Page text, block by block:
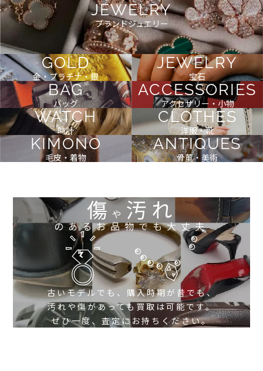
JEWELRY
ブランドジュエリー
GOLD
金・プラチナ・銀
JEWELRY
宝石
BAG
バッグ
ACCESSORIES
アクセサリー・小物
WATCH
時計
CLOTHES
洋服・靴
KIMONO
毛皮・着物
ANTIQUES
骨董・美術
傷や 汚れ
のあるお品物でも大丈夫
古いモデルでも、購入時期が昔でも、
汚れや傷があっても買取は可能です。
ぜひ一度、査定にお持ちください。